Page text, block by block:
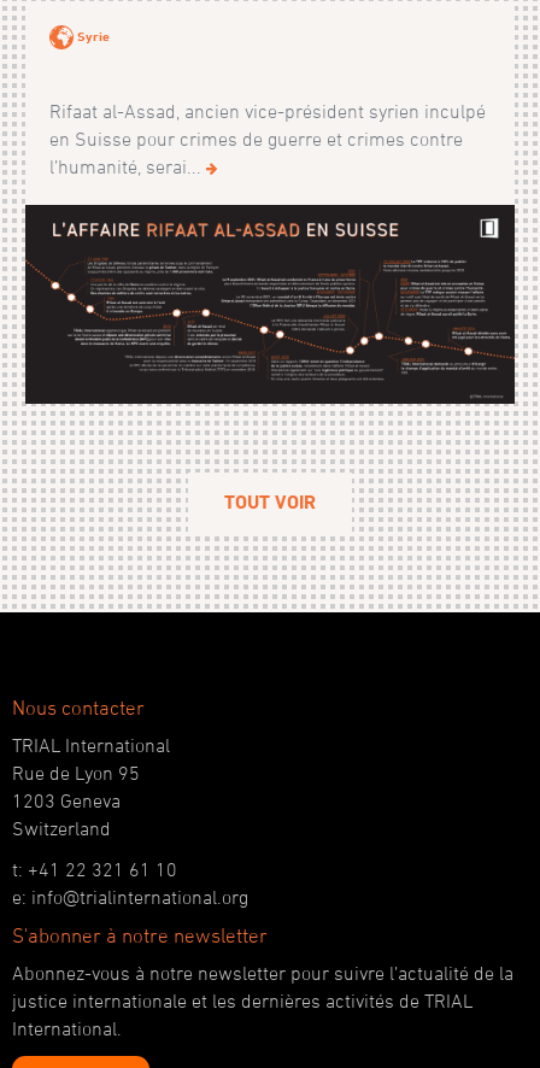
Syrie
Rifaat al-Assad, ancien vice-président syrien inculpé
en Suisse pour crimes de guerre et crimes contre
l’humanité, serai...
TOUT VOIR
Nous contacter
TRIAL International
Rue de Lyon 95
1203 Geneva
Switzerland
t: +41 22 321 61 10
e: info@trialinternational.org
S'abonner à notre newsletter
Abonnez-vous à notre newsletter pour suivre l’actualité de la
justice internationale et les dernières activités de TRIAL
International.